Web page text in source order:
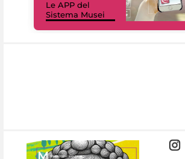
Le APP del
Sistema Musei